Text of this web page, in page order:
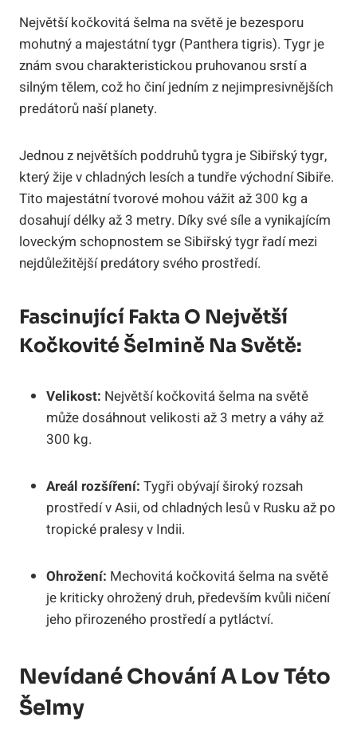
Největší kočkovitá šelma na světě je bezesporu
mohutný a majestátní tygr (Panthera tigris). Tygr je
znám svou charakteristickou pruhovanou srstí a
silným tělem, což ho činí jedním z nejimpresivnějších
predátorů naší planety.
Jednou z největších poddruhů tygra je Sibiřský tygr,
který žije v chladných lesích a tundře východní Sibiře.
Tito majestátní tvorové mohou vážit až 300 kg a
dosahují délky až 3 metry. Díky své síle a vynikajícím
loveckým schopnostem se Sibiřský tygr řadí mezi
nejdůležitější predátory svého prostředí.
Fascinující Fakta O Největší
Kočkovité Šelmině Na Světě:
Velikost: Největší kočkovitá šelma na světě
může dosáhnout velikosti až 3 metry a váhy až
300 kg.
Areál rozšíření: Tygři obývají široký rozsah
prostředí v Asii, od chladných lesů v Rusku až po
tropické pralesy v Indii.
Ohrožení: Mechovitá kočkovitá šelma na světě
je kriticky ohrožený druh, především kvůli ničení
jeho přirozeného prostředí a pytláctví.
Nevídané Chování A Lov Této
Šelmy